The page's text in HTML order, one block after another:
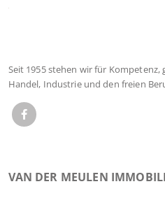
Seit 1955 stehen wir für
Handel, Industrie und den freien
VAN DER MEULEN